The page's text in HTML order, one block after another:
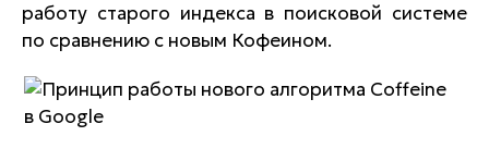
работу старого индекса в поисковой системе
по сравнению с новым Кофеином.